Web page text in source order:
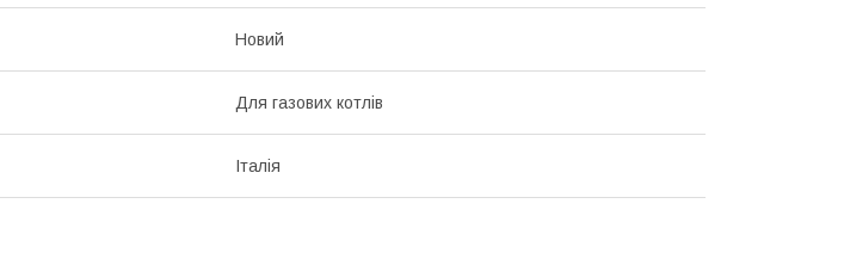
Новий
Для газових котлів
Італія